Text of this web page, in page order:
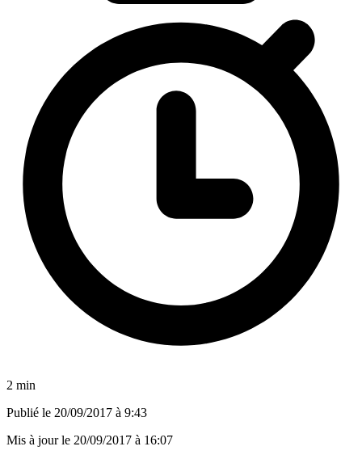
2 min
Publié le 20/09/2017 à 9:43
Mis à jour le 20/09/2017 à 16:07